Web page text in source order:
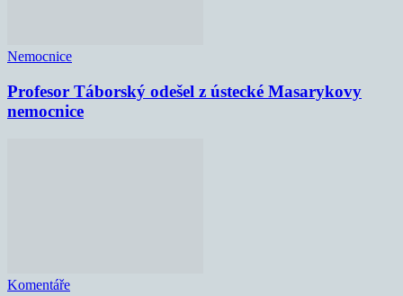
Nemocnice
Profesor Táborský odešel z ústecké Masarykovy
nemocnice
Komentáře